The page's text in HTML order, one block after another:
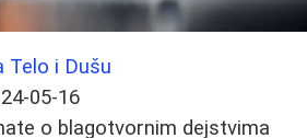
Telo i Dušu
05-16
o blagotvornim dejstvima